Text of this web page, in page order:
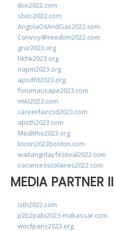
ibie2022.com
sbcc-2022.com
AngolaOilAndGas2022.com
Convoy4Freedom2022.com
grur2023.org
hkhk2023.org
napm2023.org
apsdfd2023.org
forumausape2023.com
imkl2023.com
careerfaircsd2023.com
apsth2023.com
MedItRio2023.org
lcicon2023boston.com
waitangidayfestival2022.com
vacancesscolaires2022.com
MEDIA PARTNER II
isth2022.com
p2b2pabi2023-makassar.com
wocfparis2023.org